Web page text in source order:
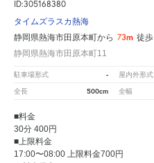
ID:305168380
タイムズラスカ熱海
静岡県熱海市田原本町から 73m 徒歩
静岡県熱海市田原本町11
駐車場形式 - 屋内外形式
全長 500cm 全幅
■料金
30分 400円
■上限料金
17:00〜08:00 上限料金700円